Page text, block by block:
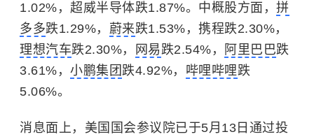
1.02%，超威半导体跌1.87%。中概股方面， 拼
多多跌1.29%， 蔚来跌1.53%，携程跌2.30%，
理想汽车跌2.30%， 网易跌2.54%， 阿里巴巴跌
3.61%， 小鹏集团跌4.92%， 哔哩哔哩跌
5.06%。
消息面上，美国国会参议院已于5月13日通过投